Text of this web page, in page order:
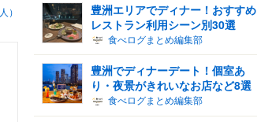
人）
豊洲エリアでディナー！おすすめ
レストラン利用シーン別30選
食べログまとめ編集部
豊洲でディナーデート！個室あ
り・夜景がきれいなお店など8選
食べログまとめ編集部